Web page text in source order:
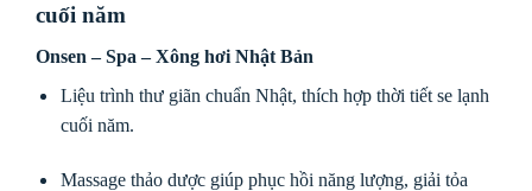
cuối năm
Onsen – Spa – Xông hơi Nhật Bản
Liệu trình thư giãn chuẩn Nhật, thích hợp thời tiết se lạnh
cuối năm.
Massage thảo dược giúp phục hồi năng lượng, giải tỏa